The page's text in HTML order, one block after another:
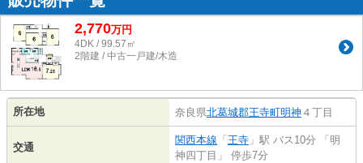
2,770万円
4DK / 99.57㎡
2階建 / 中古一戸建/木造
所在地 奈良県北葛城郡王寺町明神 ４丁目
交通
関西本線 「 王寺 」駅 バス10分 「明
神四丁目」 停歩7分